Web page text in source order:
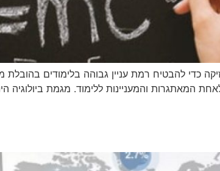
כדי להבטיח רמת עניין גבוהה בלימודים בהובלת
המאתגרות והמעניינות ללימוד. מגמת